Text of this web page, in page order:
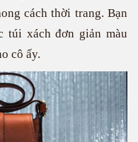
cách thời trang. Bạn
túi xách đơn giản màu
cô ấy.